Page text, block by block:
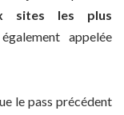
sites les plus
, également appelée
le pass précédent